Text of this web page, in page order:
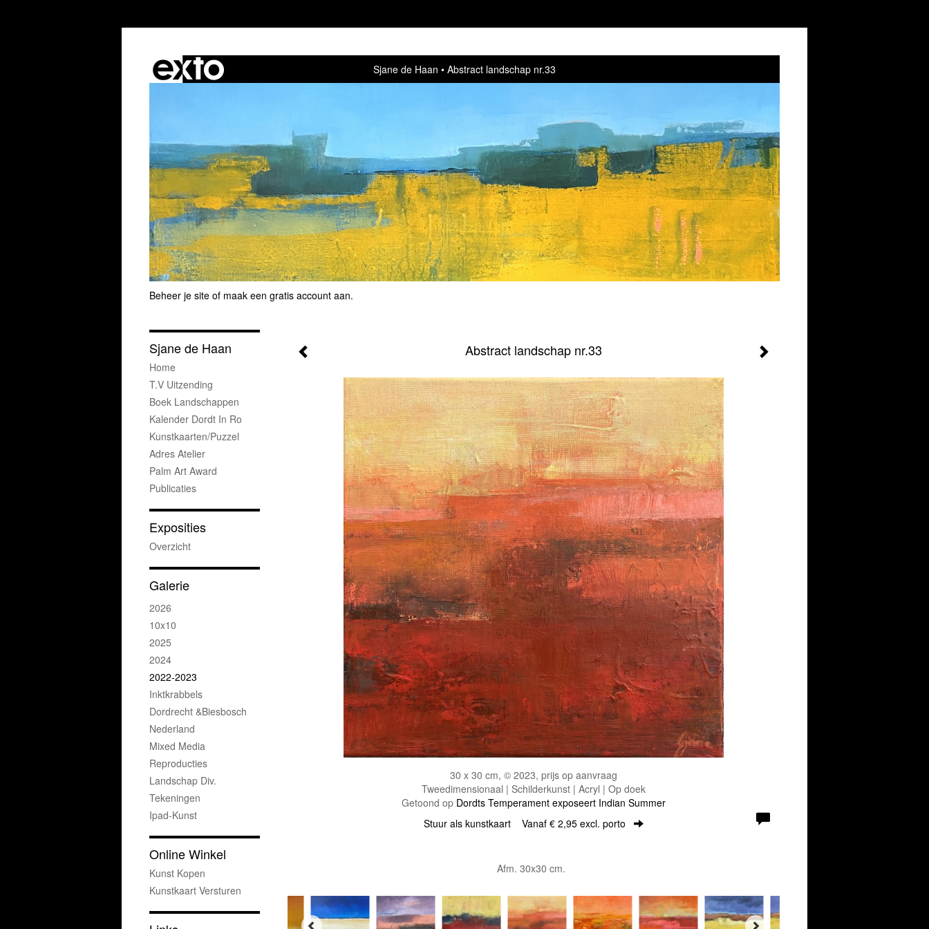
Sjane de Haan Abstract landschap nr.33
Beheer je site of maak een gratis account aan.
Abstract landschap nr.33
30 x 30 cm, © 2023, prijs op aanvraag
Tweedimensionaal | Schilderkunst | Acryl | Op doek
Getoond op Dordts Temperament exposeert Indian Summer
Stuur als kunstkaart Vanaf € 2,95 excl. porto
Afm. 30x30 cm.
Sjane de Haan
Home
T.v Uitzending
Boek Landschappen
Kalender Dordt In Ro
Kunstkaarten/puzzel
Adres Atelier
Palm Art Award
Publicaties
Exposities
Overzicht
Galerie
2026
10x10
2025
2024
2022-2023
Inktkrabbels
Dordrecht &Biesbosch
Nederland
Mixed Media
Reproducties
Landschap Div.
Tekeningen
Ipad-Kunst
Online Winkel
Kunst Kopen
Kunstkaart Versturen